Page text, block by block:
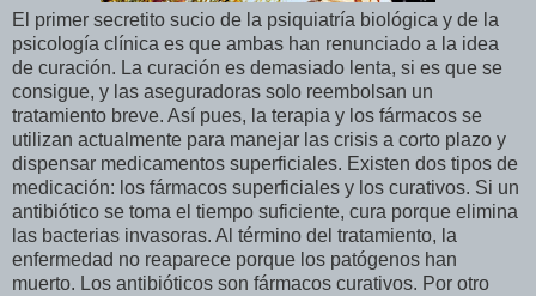
El primer secretito sucio de la psiquiatría biológica y de la
psicología clínica es que ambas han renunciado a la idea
de curación. La curación es demasiado lenta, si es que se
consigue, y las aseguradoras solo reembolsan un
tratamiento breve. Así pues, la terapia y los fármacos se
utilizan actualmente para manejar las crisis a corto plazo y
dispensar medicamentos superficiales. Existen dos tipos de
medicación: los fármacos superficiales y los curativos. Si un
antibiótico se toma el tiempo suficiente, cura porque elimina
las bacterias invasoras. Al término del tratamiento, la
enfermedad no reaparece porque los patógenos han
muerto. Los antibióticos son fármacos curativos. Por otro